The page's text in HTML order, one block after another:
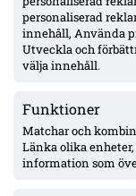
personaliserad
innehåll, Använda
Utveckla och
välja innehåll.
Funktioner
Matchar och
Länka olika
information som
ÖVERSIKT
Nyheter & Reportage
Spelarbetyg